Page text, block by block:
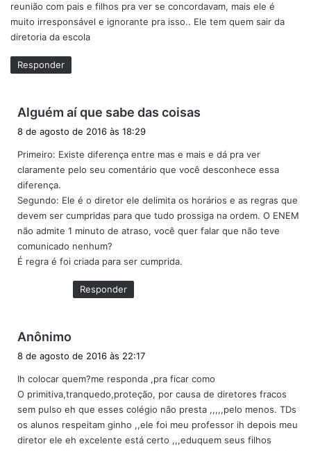
reunião com pais e filhos pra ver se concordavam, mais ele é
muito irresponsável e ignorante pra isso.. Ele tem quem sair da
diretoria da escola
Responder
Alguém aí que sabe das coisas
s
e
8 de agosto de 2016 às 18:29
Primeiro: Existe diferença entre mas e mais e dá pra ver
claramente pelo seu comentário que você desconhece essa
diferença.
Segundo: Ele é o diretor ele delimita os horários e as regras que
devem ser cumpridas para que tudo prossiga na ordem. O ENEM
não admite 1 minuto de atraso, você quer falar que não teve
comunicado nenhum?
É regra é foi criada para ser cumprida.
Responder
Anônimo
s
e
:
8 de agosto de 2016 às 22:17
Ih colocar quem?me responda ,pra ficar como
O primitiva,tranquedo,proteção, por causa de diretores fracos
sem pulso eh que esses colégio não presta ,,,,,pelo menos. TDs
os alunos respeitam ginho ,,ele foi meu professor ih depois meu
diretor ele eh excelente está certo ,,,eduquem seus filhos